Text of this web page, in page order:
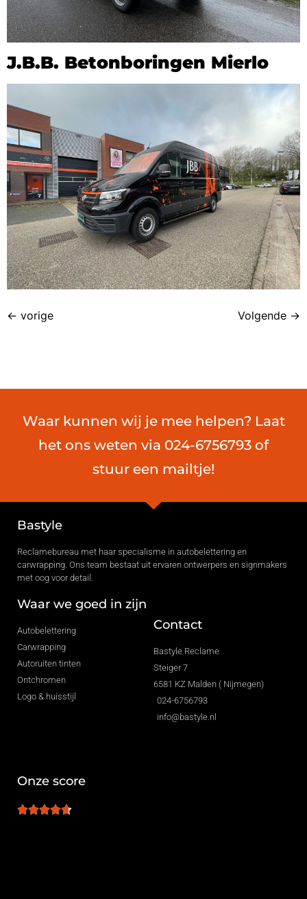
J.B.B. Betonboringen Mierlo
← vorige Volgende →
Waar kunnen wij je mee helpen? Laat
het ons weten via 024-6756793 of
stuur een mailtje!
Bastyle
Reclamebureau met haar specialisme in autobelettering en
carwrapping. Ons team bestaat uit ervaren ontwerpers en signmakers
met oog voor detail.
Waar we goed in zijn
Autobelettering
Carwrapping
Autoruiten tinten
Ontchromen
Logo & huisstijl
Contact
Bastyle Reclame
Steiger 7
6581 KZ Malden ( Nijmegen)
024-6756793
info@bastyle.nl
Onze score